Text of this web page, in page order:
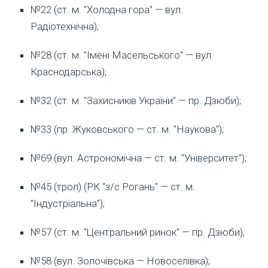
№22 (ст. м. "Холодна гора" — вул.
Радіотехнічна);
№28 (ст. м. "Імені Масельського" — вул.
Краснодарська);
№32 (ст. м. "Захисників України" — пр. Дзюби);
№33 (пр. Жуковського — ст. м. "Наукова");
№69 (вул. Астрономічна — ст. м. "Університет");
№45 (трол) (РК "з/с Рогань" — ст. м.
"Індустріальна");
№57 (ст. м. "Центральний ринок" — пр. Дзюби);
№58 (вул. Золочівська — Новоселівка);